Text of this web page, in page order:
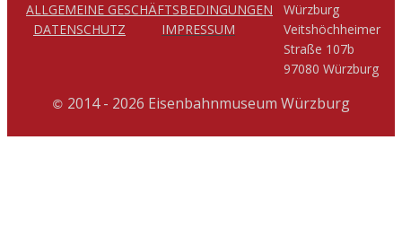
ALLGEMEINE GESCHÄFTSBEDINGUNGEN
DATENSCHUTZ
IMPRESSUM
Würzburg
Veitshöchheimer
Straße 107b
97080 Würzburg
© 2014 - 2026 Eisenbahnmuseum Würzburg